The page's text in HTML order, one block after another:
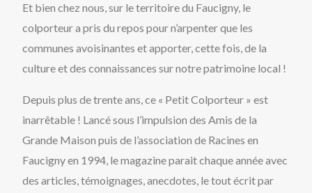
Et bien chez nous, sur le territoire du Faucigny, le
colporteur a pris du repos pour n’arpenter que les
communes avoisinantes et apporter, cette fois, de la
culture et des connaissances sur notre patrimoine local !
Depuis plus de trente ans, ce « Petit Colporteur » est
inarrêtable ! Lancé sous l’impulsion des Amis de la
Grande Maison puis de l’association de Racines en
Faucigny en 1994, le magazine parait chaque année avec
des articles, témoignages, anecdotes, le tout écrit par